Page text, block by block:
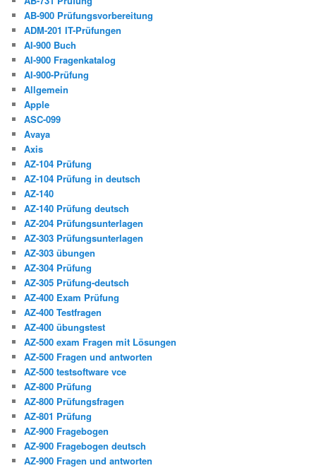
AB-900 Prüfungsvorbereitung
ADM-201 IT-Prüfungen
AI-900 Buch
AI-900 Fragenkatalog
AI-900-Prüfung
Allgemein
Apple
ASC-099
Avaya
Axis
AZ-104 Prüfung
AZ-104 Prüfung in deutsch
AZ-140
AZ-140 Prüfung deutsch
AZ-204 Prüfungsunterlagen
AZ-303 Prüfungsunterlagen
AZ-303 übungen
AZ-304 Prüfung
AZ-305 Prüfung-deutsch
AZ-400 Exam Prüfung
AZ-400 Testfragen
AZ-400 übungstest
AZ-500 exam Fragen mit Lösungen
AZ-500 Fragen und antworten
AZ-500 testsoftware vce
AZ-800 Prüfung
AZ-800 Prüfungsfragen
AZ-801 Prüfung
AZ-900 Fragebogen
AZ-900 Fragebogen deutsch
AZ-900 Fragen und antworten